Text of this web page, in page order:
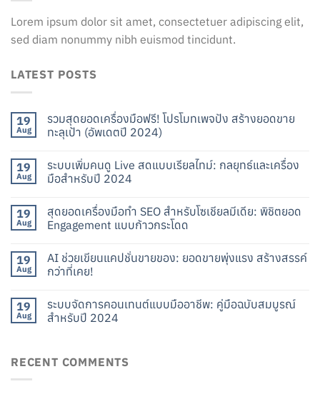
Lorem ipsum dolor sit amet, consectetuer adipiscing elit,
sed diam nonummy nibh euismod tincidunt.
LATEST POSTS
19
Aug
รวมสุดยอดเครื่องมือฟรี! โปรโมทเพจปัง สร้างยอดขาย
ทะลุเป้า (อัพเดตปี 2024)
19
Aug
ระบบเพิ่มคนดู Live สดแบบเรียลไทม์: กลยุทธ์และเครื่อง
มือสำหรับปี 2024
19
Aug
สุดยอดเครื่องมือทำ SEO สำหรับโซเชียลมีเดีย: พิชิตยอด
Engagement แบบก้าวกระโดด
19
Aug
AI ช่วยเขียนแคปชั่นขายของ: ยอดขายพุ่งแรง สร้างสรรค์
กว่าที่เคย!
19
Aug
ระบบจัดการคอนเทนต์แบบมืออาชีพ: คู่มือฉบับสมบูรณ์
สำหรับปี 2024
RECENT COMMENTS